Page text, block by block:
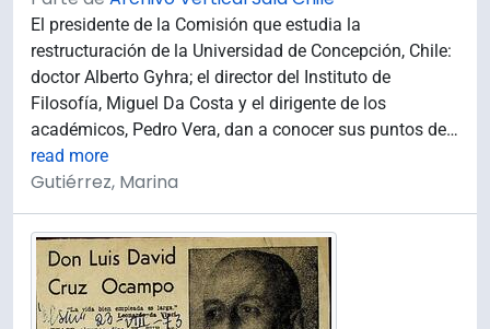
El presidente de la Comisión que estudia la
restructuración de la Universidad de Concepción, Chile:
doctor Alberto Gyhra; el director del Instituto de
Filosofía, Miguel Da Costa y el dirigente de los
académicos, Pedro Vera, dan a conocer sus puntos de…
read more
Gutiérrez, Marina